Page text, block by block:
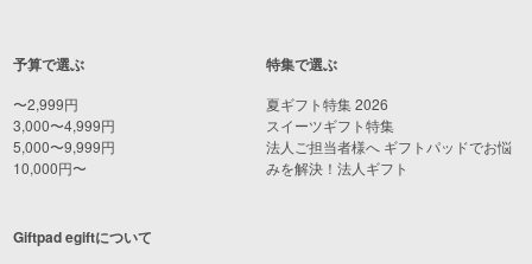
予算で選ぶ
〜2,999円
3,000〜4,999円
5,000〜9,999円
10,000円〜
特集で選ぶ
夏ギフト特集 2026
スイーツギフト特集
法人ご担当者様へ ギフトパッドでお悩
みを解決！法人ギフト
Giftpad egiftについて